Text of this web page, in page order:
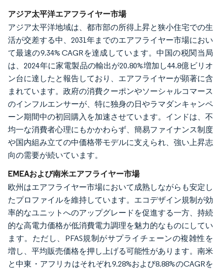
アジア太平洋エアフライヤー市場
アジア太平洋地域は、都市部の所得上昇と狭小住宅での生
活が交差する中、2031年までのエアフライヤー市場におい
て最速の9.34% CAGRを達成しています。中国の税関当局
は、2024年に家電製品の輸出が20.80%増加し44.8億ビリオ
ン台に達したと報告しており、エアフライヤーが顕著に含
まれています。政府の消費クーポンやソーシャルコマース
のインフルエンサーが、特に独身の日やラマダンキャンペ
ーン期間中の初回購入を加速させています。インドは、不
均一な消費者心理にもかかわらず、簡易ファイナンス制度
や国内組み立ての中価格帯モデルに支えられ、強い上昇志
向の需要が続いています。
EMEAおよび南米エアフライヤー市場
欧州はエアフライヤー市場において成熟しながらも安定し
たプロファイルを維持しています。エコデザイン規制が効
率的なユニットへのアップグレードを促進する一方、持続
的な高電力価格が低消費電力調理を魅力的なものにしてい
ます。ただし、PFAS規制がサプライチェーンの複雑性を
増し、平均販売価格を押し上げる可能性があります。南米
と中東・アフリカはそれぞれ9.28%および8.88%のCAGRを